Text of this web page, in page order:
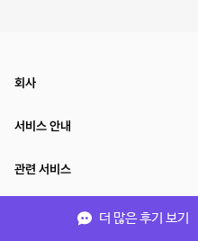
더 많은 후기 보기
회사
서비스 안내
관련 서비스